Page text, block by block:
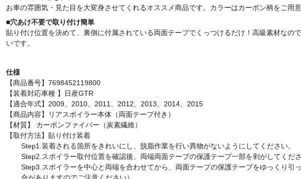
お車の雰囲気・見た目を大変身させてくれるオススメ商品です。カラーはカーボン柄をご用
■穴あけ不要で取り付け簡単
貼り付け位置を決めて、裏側に付属されている両面テープでくっつけるだけ ！高級素材なの
いです。
仕様
【商品番号】7698452119800
【装着対応車種 】日産GTR
【適合年式】2009、 2010、2011、2012、2013、2014、2015
【商品内容】リアスポイラー本体（両面テープ付き）
【材質】 カーボンファイバー（炭素繊維）
【取付方法】貼り付け装着
Step1.装着される箇所をきれいにし、脱脂作業を行い異物がないようにしてください。
Step2. スポイラー取付位置を確認後、両端両面テープの保護テープ一部を剥がしてくださ
Step3. スポイラーを中心と両端を合わせてから、両面テープの保護テープをゆっくり
合がありますのでご注意ください）